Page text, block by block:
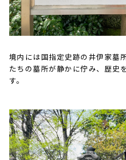
境内には国指定史跡の井伊家墓
たちの墓所が静かに佇み、歴史
す。